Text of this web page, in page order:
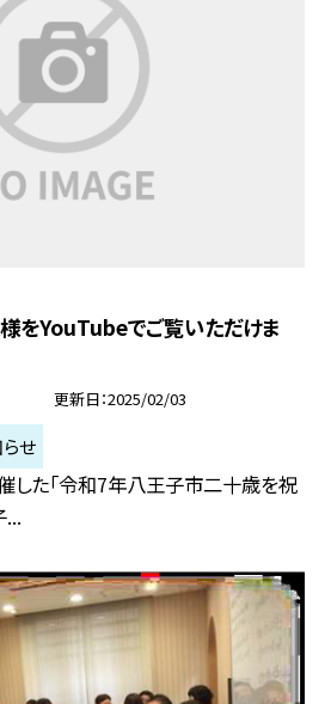
をYouTubeでご覧いただけま
更新日 2025/02/03
せ
した「令和7年八王子市二十歳を祝
...